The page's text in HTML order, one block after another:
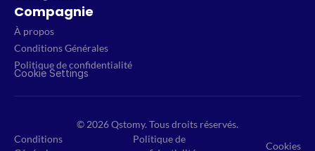
Compagnie
À propos
Conditions Générales
Politique de confidentialité
Cookie Settings
© 2026 Qstomy. Tous droits réservés.
Conditions
Politique de
Cookies